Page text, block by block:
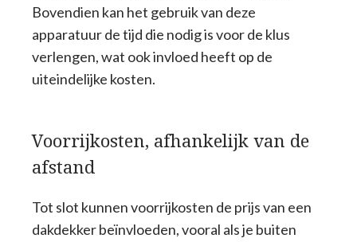
Bovendien kan het gebruik van deze
apparatuur de tijd die nodig is voor de klus
verlengen, wat ook invloed heeft op de
uiteindelijke kosten.
Voorrijkosten, afhankelijk van de
afstand
Tot slot kunnen voorrijkosten de prijs van een
dakdekker beïnvloeden, vooral als je buiten